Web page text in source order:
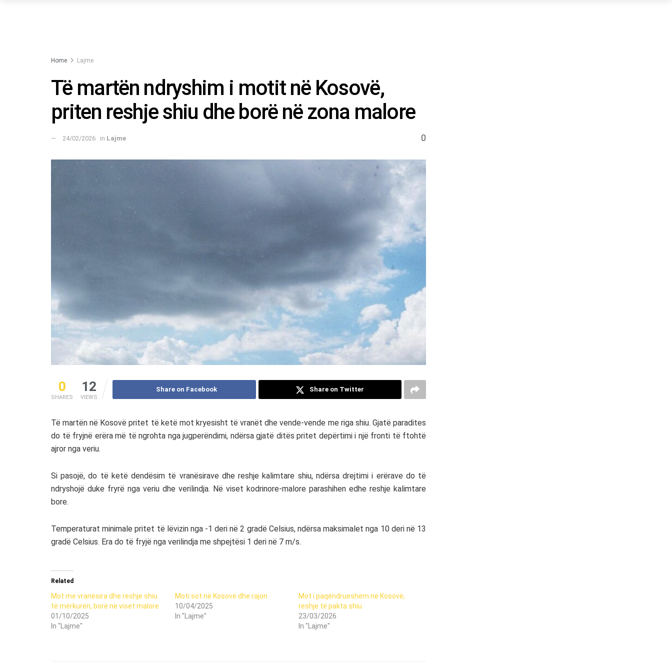
Home Lajme
Të martën ndryshim i motit në Kosovë,
priten reshje shiu dhe borë në zona malore
24/02/2026 in Lajme 0
0
SHARES
12
VIEWS
Share on Facebook Share on Twitter
Të martën në Kosovë pritet të ketë mot kryesisht të vranët dhe vende-vende me riga shiu. Gjatë paradites
do të fryjnë erëra më të ngrohta nga jugperëndimi, ndërsa gjatë ditës pritet depërtimi i një fronti të ftohtë
ajror nga veriu.
Si pasojë, do të ketë dendësim të vranësirave dhe reshje kalimtare shiu, ndërsa drejtimi i erërave do të
ndryshojë duke fryrë nga veriu dhe verilindja. Në viset kodrinore-malore parashihen edhe reshje kalimtare
bore.
Temperaturat minimale pritet të lëvizin nga -1 deri në 2 gradë Celsius, ndërsa maksimalet nga 10 deri në 13
gradë Celsius. Era do të fryjë nga verilindja me shpejtësi 1 deri në 7 m/s.
Related
Mot me vranësira dhe reshje shiu
të mërkurën, borë në viset malore
01/10/2025
In "Lajme"
Moti sot në Kosovë dhe rajon
10/04/2025
In "Lajme"
Mot i paqëndrueshëm në Kosovë,
reshje të pakta shiu
23/03/2026
In "Lajme"